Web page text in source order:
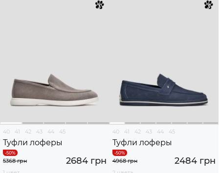
40 41 42 43 44 45
Туфли лоферы
2684 грн
5368 грн
40 41 42 43 44 45
Туфли лоферы
2484 грн
4968 грн